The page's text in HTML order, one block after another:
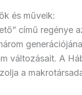
és műveik:
című regénye
változásait. A
a